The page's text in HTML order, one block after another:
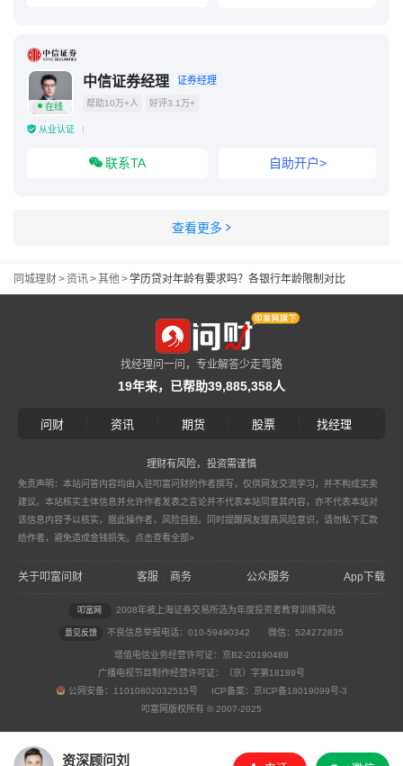
在线
中信证券经理 证券经理
帮助10万+人 好评3.1万+
从业认证
联系TA 自助开户>
查看更多
同城理财>资讯>其他>学历贷对年龄有要求吗？各银行年龄限制对比
资深顾问刘
找经理问一问，专业解答少走弯路
19年来，已帮助39,885,358人
问财 资讯 期货 股票 找经理
理财有风险，投资需谨慎
免责声明：本站问答内容均由入驻叩富问财的作者撰写，仅供网友交流学习，并不构成买卖
建议。本站核实主体信息并允许作者发表之言论并不代表本站同意其内容，亦不代表本站对
该信息内容予以核实，据此操作者，风险自担。同时提醒网友提高风险意识，请勿私下汇款
给作者，避免造成金钱损失。 点击查看全部>
关于叩富问财 客服 商务 公众服务 App下载
叩富网 2008年被上海证券交易所选为年度投资者教育训练网站
意见反馈 不良信息举报电话：010-59490342 微信：524272835
增值电信业务经营许可证：京B2-20190488
广播电视节目制作经营许可证：（京）字第18189号
公网安备：11010802032515号 ICP备案：京ICP备18019099号-3
叩富网版权所有 © 2007-2025